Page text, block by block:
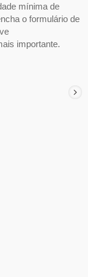
mínima de
o formulário de
importante.